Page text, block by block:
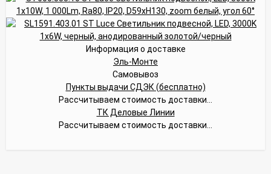
Информация о доставке
Эль-Монте
Самовывоз
Пункты выдачи СДЭК (бесплатно)
Рассчитываем стоимость доставки...
ТК Деловые Линии
Рассчитываем стоимость доставки...